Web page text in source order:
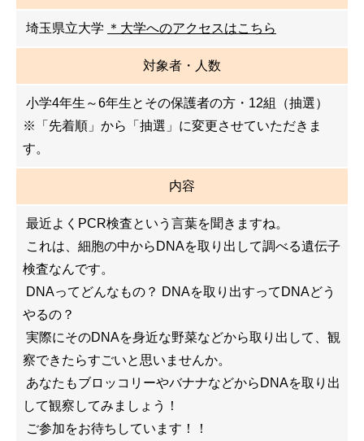
埼玉県立大学 ＊大学へのアクセスはこちら
対象者・人数
小学4年生～6年生とその保護者の方・12組（抽選）
※「先着順」から「抽選」に変更させていただきま
す。
内容
最近よくPCR検査という言葉を聞きますね。
これは、細胞の中からDNAを取り出して調べる遺伝子
検査なんです。
DNAってどんなもの？ DNAを取り出すってDNAどう
やるの？
実際にそのDNAを身近な野菜などから取り出して、観
察できたらすごいと思いませんか。
あなたもブロッコリーやバナナなどからDNAを取り出
して観察してみましょう！
ご参加をお待ちしています！！